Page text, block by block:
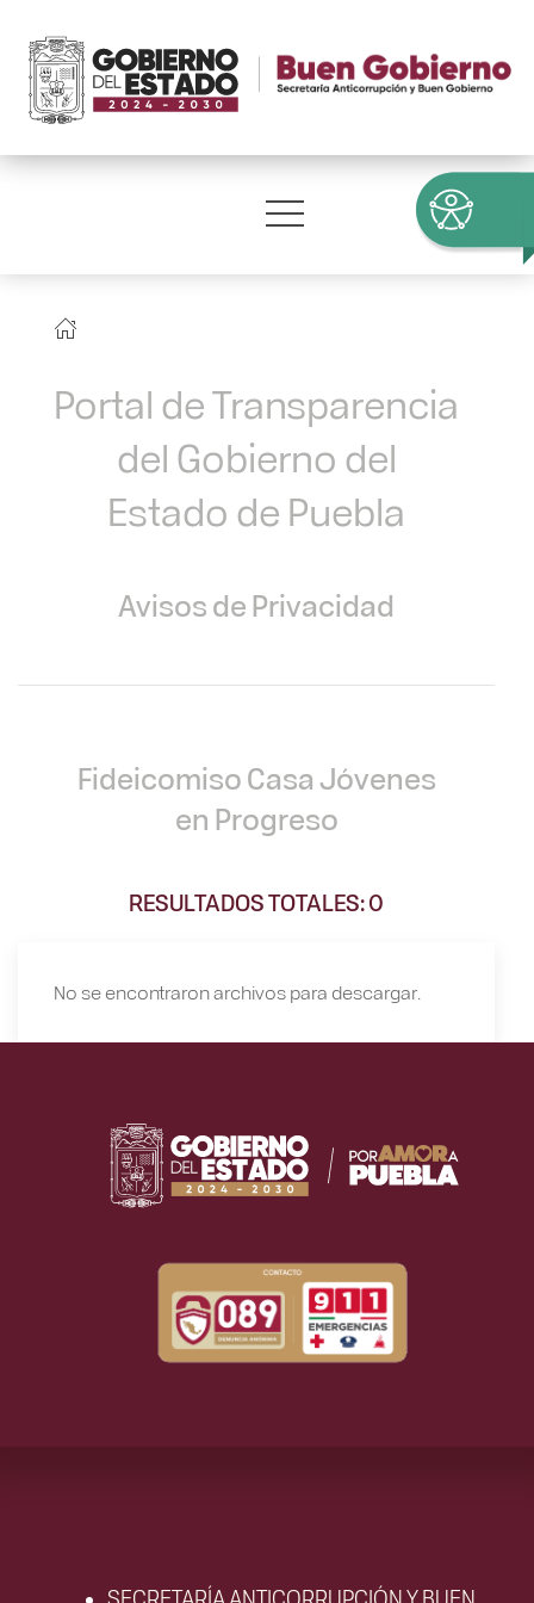
Portal de Transparencia
del Gobierno del
Estado de Puebla
Avisos de Privacidad
Fideicomiso Casa Jóvenes
en Progreso
RESULTADOS TOTALES: 0
No se encontraron archivos para descargar.
SECRETARÍA ANTICORRUPCIÓN Y BUEN